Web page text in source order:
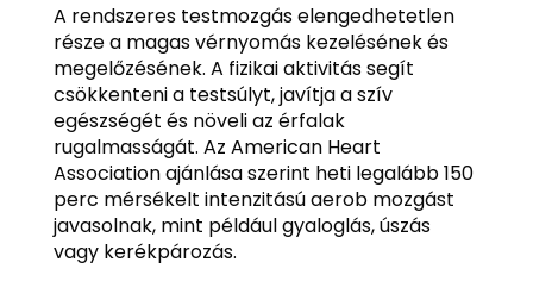
A rendszeres testmozgás elengedhetetlen
része a magas vérnyomás kezelésének és
megelőzésének. A fizikai aktivitás segít
csökkenteni a testsúlyt, javítja a szív
egészségét és növeli az érfalak
rugalmasságát. Az American Heart
Association ajánlása szerint heti legalább 150
perc mérsékelt intenzitású aerob mozgást
javasolnak, mint például gyaloglás, úszás
vagy kerékpározás.